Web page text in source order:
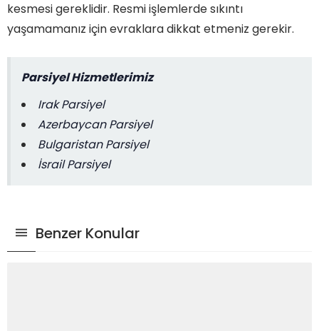
kesmesi gereklidir. Resmi işlemlerde sıkıntı
yaşamamanız için evraklara dikkat etmeniz gerekir.
Parsiyel Hizmetlerimiz
Irak Parsiyel
Azerbaycan Parsiyel
Bulgaristan Parsiyel
İsrail Parsiyel
Benzer Konular